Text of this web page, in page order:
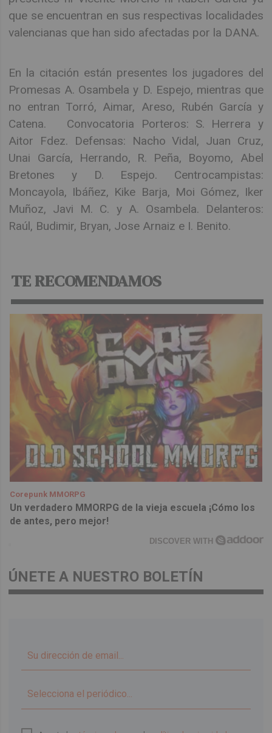
que se encuentran en sus respectivas localidades
valencianas que han sido afectadas por la DANA.
En la citación están presentes los jugadores del
Promesas A. Osambela y D. Espejo, mientras que
no entran Torró, Aimar, Areso, Rubén García y
Catena. Convocatoria Porteros: S. Herrera y
Aitor Fdez. Defensas: Nacho Vidal, Juan Cruz,
Unai García, Herrando, R. Peña, Boyomo, Abel
Bretones y D. Espejo. Centrocampistas:
Moncayola, Ibáñez, Kike Barja, Moi Gómez, Iker
Muñoz, Javi M. C. y A. Osambela. Delanteros:
Raúl, Budimir, Bryan, Jose Arnaiz e I. Benito.
TE RECOMENDAMOS
Corepunk MMORPG
Un verdadero MMORPG de la vieja escuela ¡Cómo los
de antes, pero mejor!
DISCOVER WITH
ÚNETE A NUESTRO BOLETÍN